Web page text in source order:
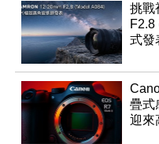
挑戰
F2.8
式發
疊式
迎來